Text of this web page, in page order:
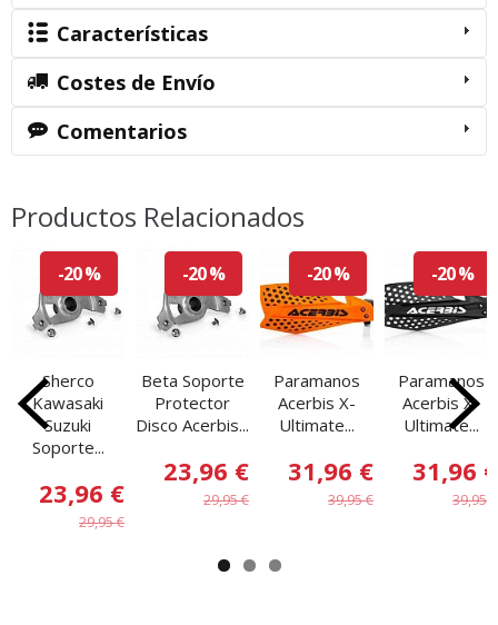
Características
Costes de Envío
Comentarios
Productos Relacionados
-20 %
Sherco
Kawasaki
Suzuki
Soporte...
23,96 €
29,95 €
-20 %
Beta Soporte
Protector
Disco Acerbis...
23,96 €
29,95 €
-20 %
Paramanos
Acerbis X-
Ultimate...
31,96 €
39,95 €
-20 %
Paramanos
Acerbis X-
Ultimate...
31,96 €
39,95 €